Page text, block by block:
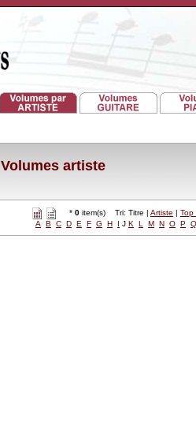
Volumes artiste
* 0 item(s) Tri: Titre | Artiste | Top
A
B C D E F G H I J K L M N O P Q